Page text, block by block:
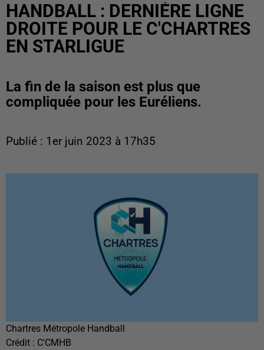
HANDBALL : DERNIÈRE LIGNE
DROITE POUR LE C'CHARTRES
EN STARLIGUE
La fin de la saison est plus que
compliquée pour les Euréliens.
Publié : 1er juin 2023 à 17h35
Chartres Métropole Handball
Crédit : C'CMHB